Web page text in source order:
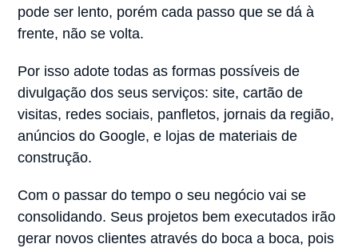
pode ser lento, porém cada passo que se dá à
frente, não se volta.
Por isso adote todas as formas possíveis de
divulgação dos seus serviços: site, cartão de
visitas, redes sociais, panfletos, jornais da região,
anúncios do Google, e lojas de materiais de
construção.
Com o passar do tempo o seu negócio vai se
consolidando. Seus projetos bem executados irão
gerar novos clientes através do boca a boca, pois